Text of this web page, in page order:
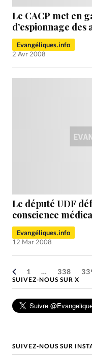
Le CACP met en
d’espionnage
Evangéliques.info
2 Avr 2008
Le député UDF
conscience
Evangéliques.info
12 Mar 2008
1 … 338
SUIVEZ-NOUS SUR X
SUIVEZ-NOUS SUR